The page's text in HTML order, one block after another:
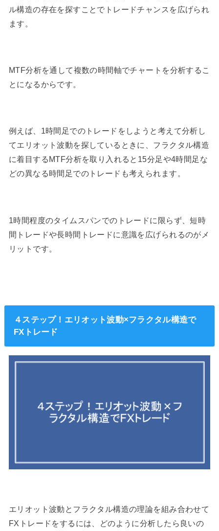
ル構造の存在を探すことでトレードチャンスを広げられ
ます。
MTF分析を通して複数の時間軸でチャートを分析するこ
とになるからです。
例えば、1時間足でのトレードをしようと考えて分析し
てエリオット波動を探しているときに、フラクタル構造
に着目するMTF分析を取り入れると15分足や4時間足な
どの異なる時間足でのトレードも考えられます。
1時間程度のタイムスパンでのトレードに限らず、短時
間トレードや長時間トレードに意識を広げられるのがメ
リットです。
４ステップ！エリオット波動×フラクタル構造で
FXトレード
エリオット波動とフラクタル構造の理論を組み合わせて
FXトレードをするには、どのように分析したら良いの